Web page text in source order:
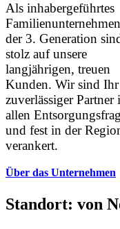
Als inhabergeführtes
der 3. Generation
stolz auf unsere
langjährigen, treuen
Kunden. Wir sind Ihr
zuverlässiger Partner
allen
und fest in der
verankert.
Über das Unternehmen
Standort: von